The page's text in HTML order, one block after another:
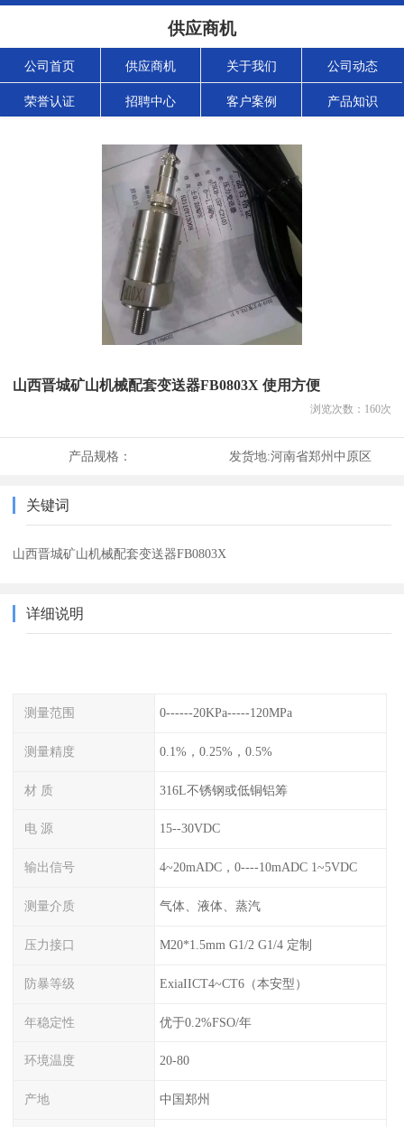
供应商机
公司首页 供应商机 关于我们 公司动态
荣誉认证 招聘中心 客户案例 产品知识
山西晋城矿山机械配套变送器FB0803X 使用方便
浏览次数： 160次
产品规格： 发货地:河南省郑州中原区
关键词
山西晋城矿山机械配套变送器FB0803X
详细说明
测量范围 0------20KPa-----120MPa
测量精度 0.1%，0.25%，0.5%
材 质 316L不锈钢或低铜铝筹
电 源 15--30VDC
输出信号 4~20mADC，0----10mADC 1~5VDC
测量介质 气体、液体、蒸汽
压力接口 M20*1.5mm G1/2 G1/4 定制
防暴等级 ExiaIICT4~CT6（本安型）
年稳定性 优于0.2%FSO/年
环境温度 20-80
产地 中国郑州